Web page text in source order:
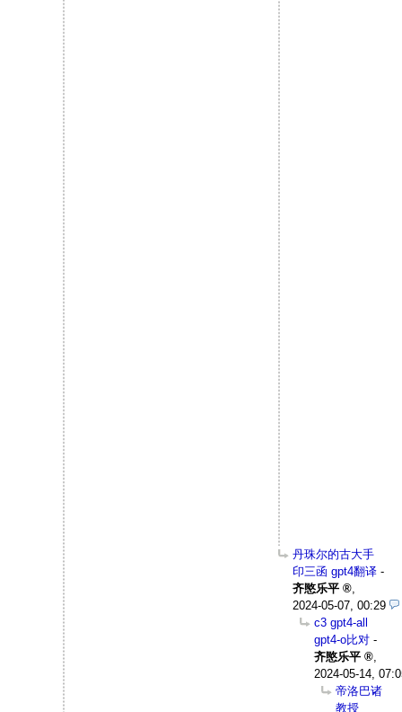
丹珠尔的古大手
印三函 gpt4翻译 -
齐愍乐平
,
2024-05-07, 00:29
c3 gpt4-all
gpt4-o比对 -
齐愍乐平
,
2024-05-14,
帝洛巴诸
教授